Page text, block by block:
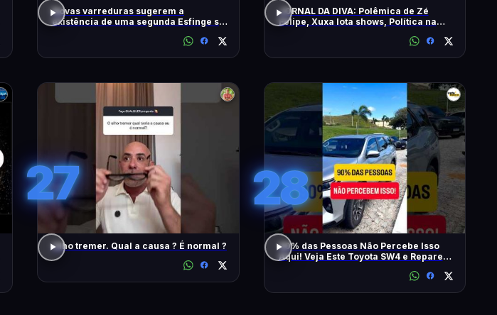
Novas varreduras sugerem a
existência de uma segunda Esfinge sob
JORNAL DA DIVA: Polêmica de Zé
Felipe, Xuxa lota shows, Política na
27
Olho tremer. Qual a causa ? É normal ?
28
90% das Pessoas Não Percebe Isso
Aqui! Veja Este Toyota SW4 e Repare